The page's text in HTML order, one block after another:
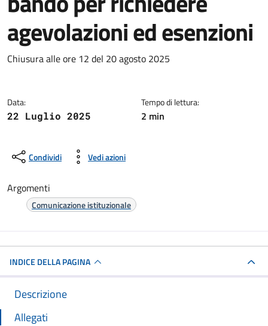
agevolazioni ed esenzioni
Dettagli della notizia
Chiusura alle ore 12 del 20 agosto 2025
Data:
22 Luglio 2025
Tempo di lettura:
2 min
Condividi Vedi azioni
Argomenti
Comunicazione istituzionale
INDICE DELLA PAGINA
Descrizione
Allegati